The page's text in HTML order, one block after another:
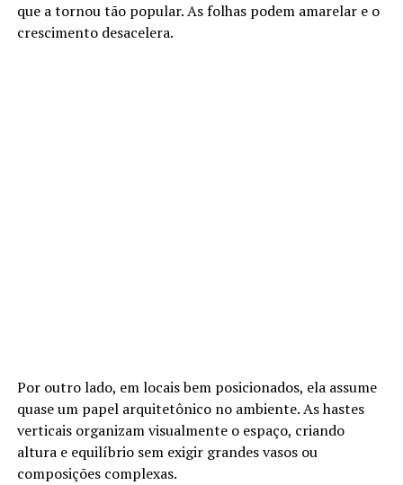
que a tornou tão popular. As folhas podem amarelar e o
crescimento desacelera.
Por outro lado, em locais bem posicionados, ela assume
quase um papel arquitetônico no ambiente. As hastes
verticais organizam visualmente o espaço, criando
altura e equilíbrio sem exigir grandes vasos ou
composições complexas.